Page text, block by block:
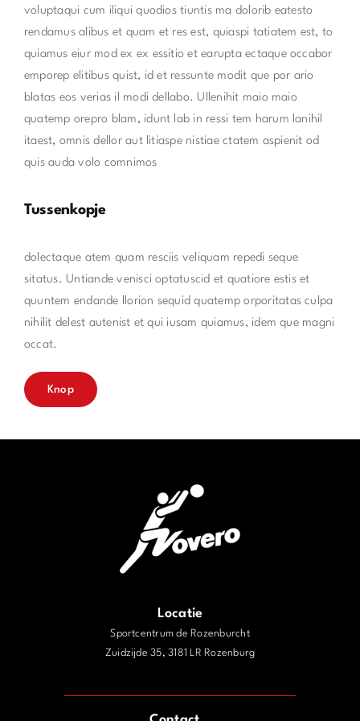
voluptaqui cum iliqui quodios tiuntis ma dolorib eatesto
rendamus alibus et quam et res est, quiaspi tatiatem est, to
quiamus eiur mod ex ex essitio et earupta ectaque occabor
emporep elitibus quist, id et ressunte modit que por ario
blatas eos verias il modi dellabo. Ullenihit maio maio
quatemp orepro blam, idunt lab in ressi tem harum lanihil
itaest, omnis dellor aut litiaspe nistiae ctatem aspienit od
quis auda volo comnimos
Tussenkopje
dolectaque atem quam resciis veliquam repedi seque
sitatus. Untiande venisci optatuscid et quatiore estis et
quuntem endande llorion sequid quatemp orporitatas culpa
nihilit delest autenist et qui iusam quiamus, idem que magni
occat.
Knop
Locatie
Sportcentrum de Rozenburcht
Zuidzijde 35, 3181 LR Rozenburg